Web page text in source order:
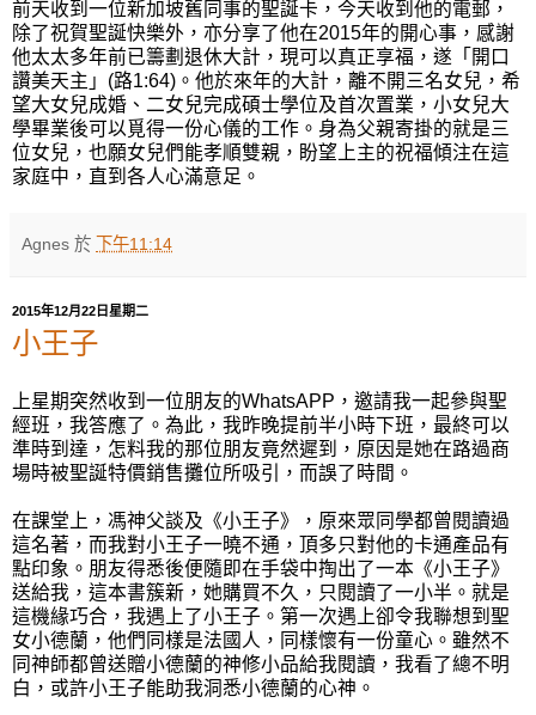
前天收到一位新加坡舊同事的聖誕卡，今天收到他的電郵，
除了祝賀聖誕快樂外，亦分享了他在2015年的開心事，感謝
他太太多年前已籌劃退休大計，現可以真正享福，遂「開口
讚美天主」(路1:64)。他於來年的大計，離不開三名女兒，希
望大女兒成婚、二女兒完成碩士學位及首次置業，小女兒大
學畢業後可以覓得一份心儀的工作。身為父親寄掛的就是三
位女兒，也願女兒們能孝順雙親，盼望上主的祝福傾注在這
家庭中，直到各人心滿意足。
Agnes 於 下午11:14
2015年12月22日星期二
小王子
上星期突然收到一位朋友的WhatsAPP，邀請我一起參與聖
經班，我答應了。為此，我昨晚提前半小時下班，最終可以
準時到達，怎料我的那位朋友竟然遲到，原因是她在路過商
場時被聖誕特價銷售攤位所吸引，而誤了時間。
在課堂上，馮神父談及《小王子》，原來眾同學都曾閱讀過
這名著，而我對小王子一曉不通，頂多只對他的卡通產品有
點印象。朋友得悉後便隨即在手袋中掏出了一本《小王子》
送給我，這本書簇新，她購買不久，只閱讀了一小半。就是
這機緣巧合，我遇上了小王子。第一次遇上卻令我聯想到聖
女小德蘭，他們同樣是法國人，同樣懷有一份童心。雖然不
同神師都曾送贈小德蘭的神修小品給我閱讀，我看了總不明
白，或許小王子能助我洞悉小德蘭的心神。